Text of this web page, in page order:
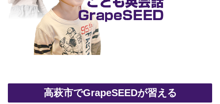
高萩市でGrapeSEEDが習える